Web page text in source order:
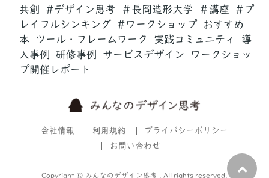
共創
#デザイン思考 ＃長岡造形大学 ＃講座
#プ
レイフルシンキング
#ワークショップ
おすすめ
本
ツール・フレームワーク 実践コミュニティ
導
入事例
研修事例 サービスデザイン
ワークショッ
プ開催レポート
会社情報 利用規約
プライバシーポリシー
お問い合わせ
Copyright © みんなのデザイン思考 . All rights reserved.